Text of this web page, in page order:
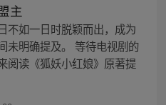
主
不如一日时脱颖而出，成为
未明确提及。 等待电视剧的
阅读《狐妖小红娘》原著提